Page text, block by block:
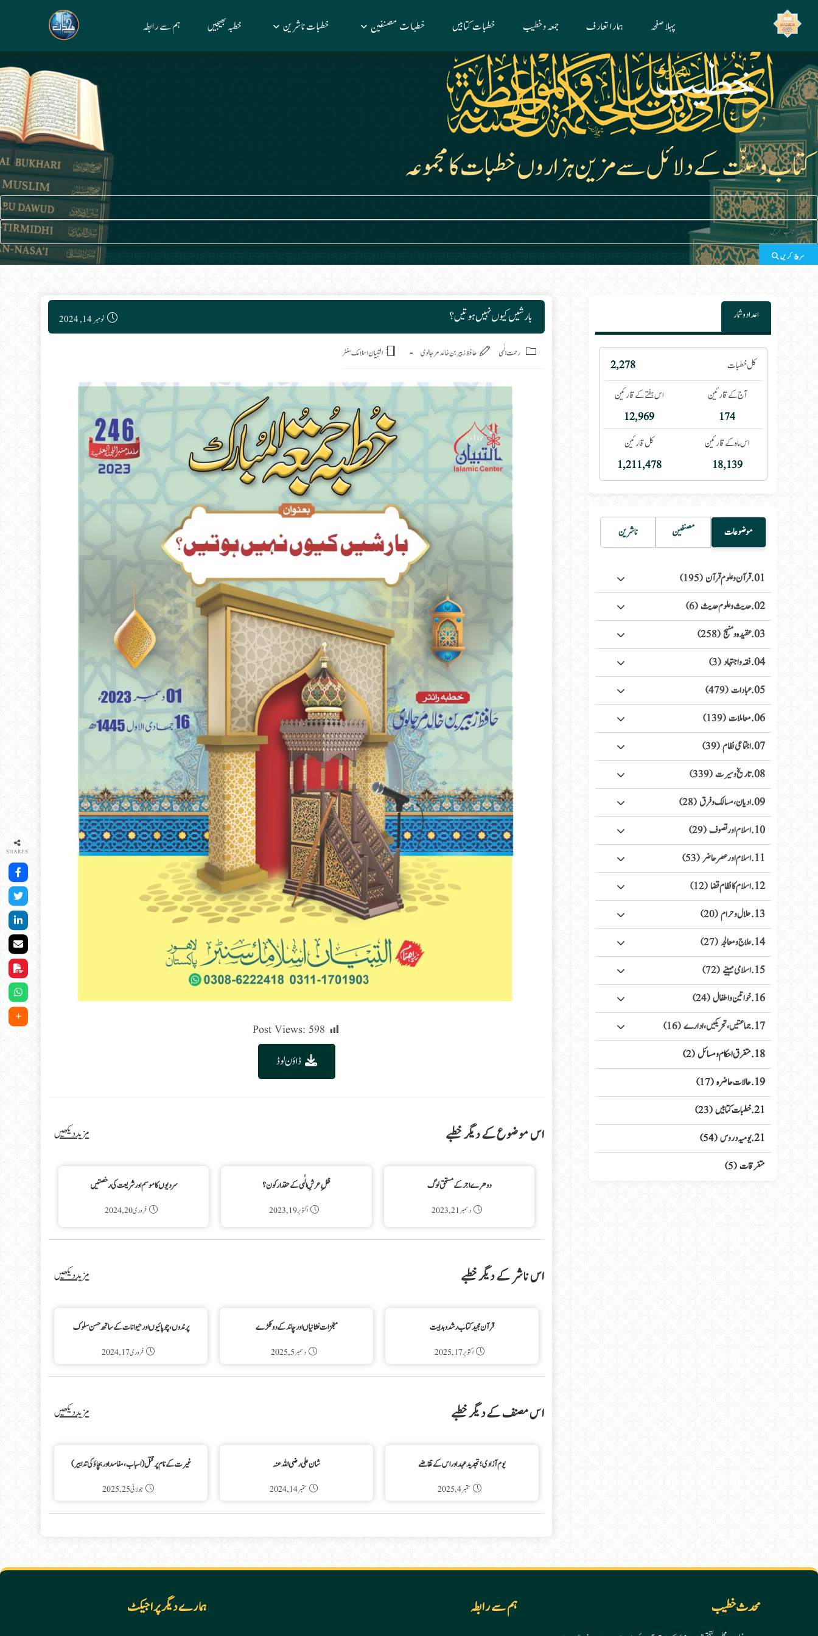
content
پہلا صفحہ ہمارا تعارف جمعہ وخطیب خطبات کتابیں خطبات مصنفین خطبات ناشرین خطبہ بھیجیں ہم سے رابطہ
سرچ کریں
بارشیں کیوں نہیں ہوتیں؟ Post published:
نومبر 14, 2024
Post category:
رحمت الٰہی حافظ زبیر بن خالد مرجالوی التبیان اسلامک سنٹر
Post Views: 598
ڈاؤن لوڈ
اس موضوع کے دیگر خطبے مزید دیکھیں
دوهرے اجر كے مستحق لوگ
دسمبر 21, 2023
ظلِ عرشِ الٰہی کے حقدار کون ؟
اکتوبر 19, 2023
سردیوں کا موسم اور شریعت کی رخصتیں
فروری 20, 2024
اس ناشر کے دیگر خطبے مزید دیکھیں
قرآن مجید کتاب رشد و ہدایت
اکتوبر 17, 2025
معجزات نشانیاں اور چاند کے دو ٹکڑے
دسمبر 5, 2025
پرندوں، چوپائیوں اور حیوانات کے ساتھ حسن سلوک
فروری 17, 2024
اس مصنف کے دیگر خطبے مزید دیکھیں
یوم آزادی ؛ تجدید عہد اور اس کے تقاضے
ستمبر 4, 2025
شان علی رضی اللہ عنہ
ستمبر 14, 2024
غیرت کے نام پرقتل(اسباب،مفاسداور بچاؤ کی تدابیر)
جولائی 25, 2025
اعداد و شمار
کل خطبات
2,278
آج کے قارئین
174
اس ہفتے کے قارئین
12,969
اس ماہ کے قارئین
18,139
کل قارئین
1,211,478
موضوعات مصنفین ناشرین
01. قرآن وعلوم قرآن (195)
02. حدیث وعلوم حدیث (6)
03. عقیدہ ومنہج (258)
04. فقہ واجتہاد (3)
05. عبادات (479)
06. معاملات (139)
07. اجتماعی نظام (39)
08. تاریخ وسیرت (339)
09. ادیان، مسالک وفرق (28)
10. اسلام اور تصوف (29)
11. اسلام اور عصر حاضر (53)
12. اسلام کا نظام قضا (12)
13. حلال وحرام (20)
14. علاج ومعالجہ (27)
15. اسلامی مہینے (72)
16. خواتین واطفال (24)
17. جماعتیں، تحریکیں، ادارے (16)
18. متفرق احکام ومسائل (2)
19. حالات حاضرہ (17)
21. خطبات کتابیں (23)
21. یومیہ دروس (54)
متفرقات (5)
ہمارے دیگر پراجیکٹ ہم سے رابطہ محدث خطیب
SHARES